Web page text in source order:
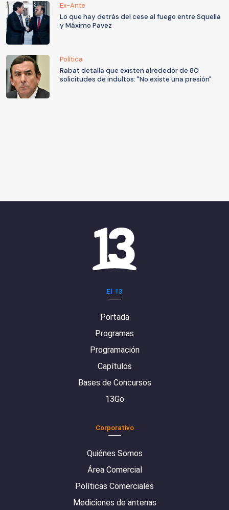
Ex-Ante
Lo que hay detrás del cese al fuego entre Squella
y Máximo Pavez
Política
Rabat detalla que existen alrededor de 80
solicitudes de indultos: "No existe una presión"
El 13
Portada
Programas
Programación
Capítulos
Bases de Concursos
13Go
Corporativo
Quiénes Somos
Área Comercial
Políticas Comerciales
Mediciones de antenas